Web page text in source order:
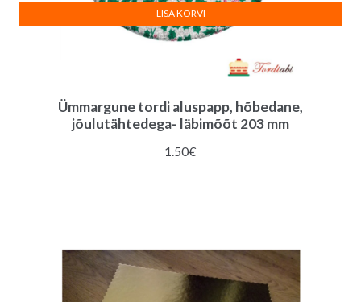
Ümmargune tordi aluspapp, hõbedane,
jõulutähtedega- läbimõõt 203 mm
1.50€
LISA KORVI